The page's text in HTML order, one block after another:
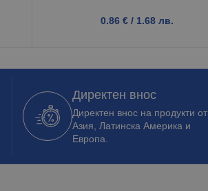
0.86 € / 1.68 лв.
Директен внос
Директен внос на продукти от
Азия, Латинска Америка и
Европа.